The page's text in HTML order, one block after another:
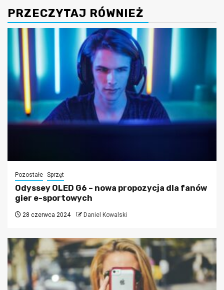
PRZECZYTAJ RÓWNIEŻ
Pozostałe Sprzęt
Odyssey OLED G6 – nowa propozycja dla fanów
gier e-sportowych
28 czerwca 2024 Daniel Kowalski